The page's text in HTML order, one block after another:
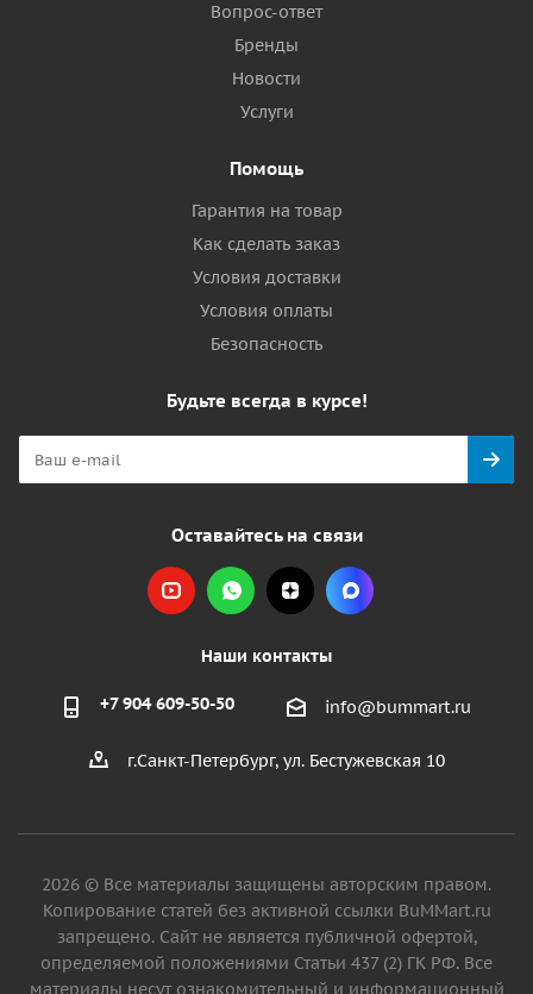
Вопрос-ответ
Бренды
Новости
Услуги
Помощь
Гарантия на товар
Как сделать заказ
Условия доставки
Условия оплаты
Безопасность
Будьте всегда в курсе!
Оставайтесь на связи
Наши контакты
+7 904 609-50-50 info@bummart.ru
г.Санкт-Петербург, ул. Бестужевская 10
2026 © Все материалы защищены авторским правом.
Копирование статей без активной ссылки BuMMart.ru
запрещено. Сайт не является публичной офертой,
определяемой положениями Статьи 437 (2) ГК РФ. Все
материалы несут ознакомительный и информационный